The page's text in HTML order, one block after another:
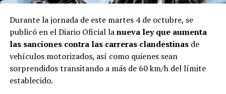
Durante la jornada de este martes 4 de octubre, se
publicó en el Diario Oficial lanueva ley que aumenta
las sanciones contra las carreras clandestinasde
vehículos motorizados, así como quienes sean
sorprendidos transitando a más de 60 km/h del límite
establecido.